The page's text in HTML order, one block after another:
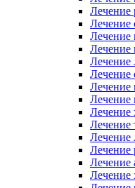
Лечение
Лечение
Лечение
Лечение
Лечение
Лечение
Лечение
Лечение
Лечение
Лечение
Лечение
Лечение
Лечение
Лечение